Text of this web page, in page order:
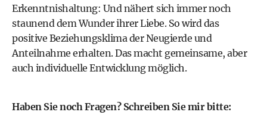
Erkenntnishaltung: Und nähert sich immer noch
staunend dem Wunder ihrer Liebe. So wird das
positive Beziehungsklima der Neugierde und
Anteilnahme erhalten. Das macht gemeinsame, aber
auch individuelle Entwicklung möglich.
Haben Sie noch Fragen? Schreiben Sie mir bitte: